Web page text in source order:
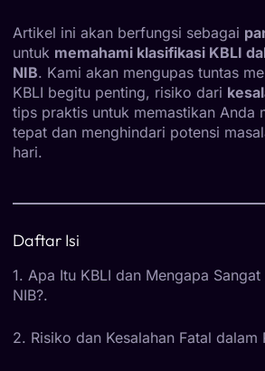
Artikel ini akan berfungsi sebagai
untuk memahami klasifikasi KBLI
NIB. Kami akan mengupas tuntas
KBLI begitu penting, risiko dari
tips praktis untuk memastikan Anda
tepat dan menghindari potensi
hari.
Daftar Isi
1. Apa Itu KBLI dan Mengapa
NIB?.
2. Risiko dan Kesalahan Fatal dalam